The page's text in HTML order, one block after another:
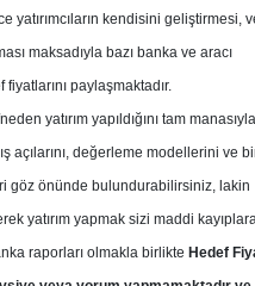
2026
Fiyat
Çimento için
Endekse
kendisini geliştirmesi,
maksadıyla bazı banka ve aracı
fiyatlarını paylaşmaktadır.
yatırım yapıldığını tam manasıyla
açılarını, değerleme modellerini ve
göz önünde bulundurabilirsiniz, lakin
yatırım yapmak sizi maddi
raporları olmakla birlikte Hedef